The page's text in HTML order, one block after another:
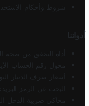
شروط وأحكام
أدواتنا
أداة التحقق من صحة
محول رقم الحساب
أسعار صرف الدينار
البحث عن الرمز
محاكي ضريبة الدخل